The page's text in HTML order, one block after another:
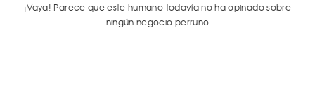
¡Vaya! Parece que este humano todavía no ha opinado sobre
ningún negocio perruno